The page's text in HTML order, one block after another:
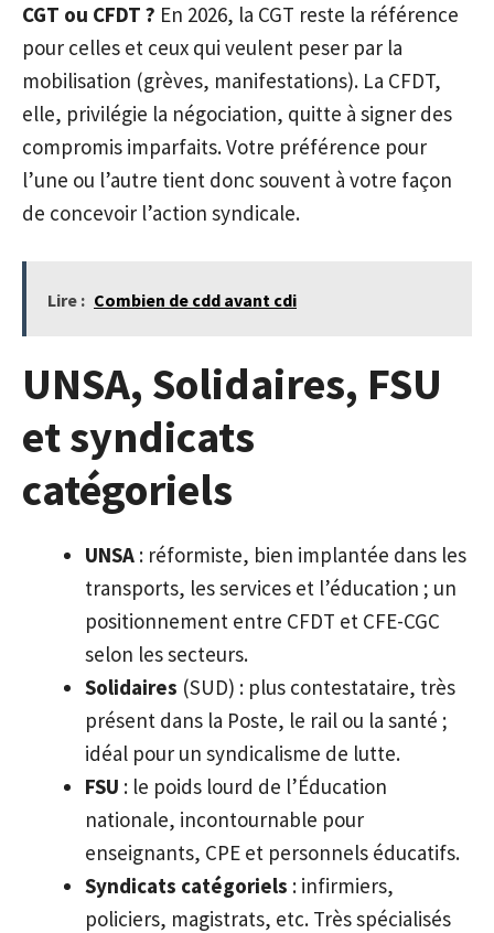
CGT ou CFDT ? En 2026, la CGT reste la référence
pour celles et ceux qui veulent peser par la
mobilisation (grèves, manifestations). La CFDT,
elle, privilégie la négociation, quitte à signer des
compromis imparfaits. Votre préférence pour
l’une ou l’autre tient donc souvent à votre façon
de concevoir l’action syndicale.
Lire : Combien de cdd avant cdi
UNSA, Solidaires, FSU
et syndicats
catégoriels
UNSA : réformiste, bien implantée dans les
transports, les services et l’éducation ; un
positionnement entre CFDT et CFE-CGC
selon les secteurs.
Solidaires (SUD) : plus contestataire, très
présent dans la Poste, le rail ou la santé ;
idéal pour un syndicalisme de lutte.
FSU : le poids lourd de l’Éducation
nationale, incontournable pour
enseignants, CPE et personnels éducatifs.
Syndicats catégoriels : infirmiers,
policiers, magistrats, etc. Très spécialisés